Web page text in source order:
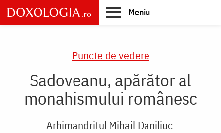
Skip
to
main
Meniu
Puncte de vedere
Sadoveanu, apărător al
monahismului românesc
Arhimandritul Mihail Daniliuc